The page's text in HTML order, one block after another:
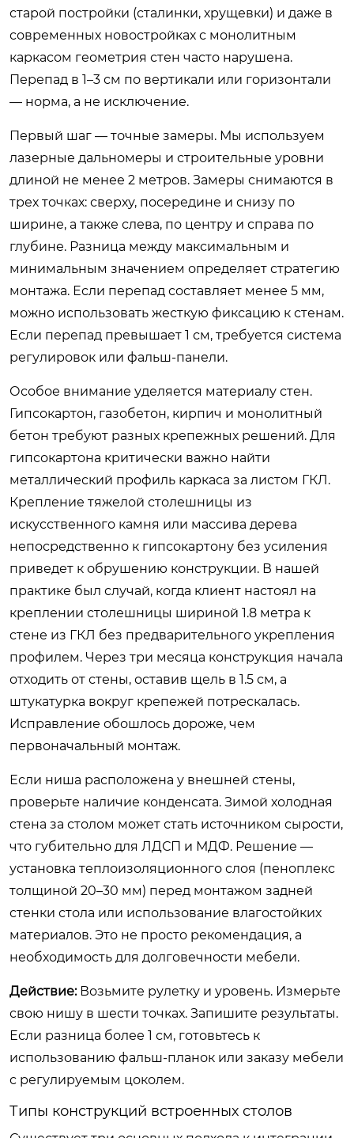
старой постройки (сталинки, хрущевки) и даже в
современных новостройках с монолитным
каркасом геометрия стен часто нарушена.
Перепад в 1–3 см по вертикали или горизонтали
— норма, а не исключение.
Первый шаг — точные замеры. Мы используем
лазерные дальномеры и строительные уровни
длиной не менее 2 метров. Замеры снимаются в
трех точках: сверху, посередине и снизу по
ширине, а также слева, по центру и справа по
глубине. Разница между максимальным и
минимальным значением определяет стратегию
монтажа. Если перепад составляет менее 5 мм,
можно использовать жесткую фиксацию к стенам.
Если перепад превышает 1 см, требуется система
регулировок или фальш-панели.
Особое внимание уделяется материалу стен.
Гипсокартон, газобетон, кирпич и монолитный
бетон требуют разных крепежных решений. Для
гипсокартона критически важно найти
металлический профиль каркаса за листом ГКЛ.
Крепление тяжелой столешницы из
искусственного камня или массива дерева
непосредственно к гипсокартону без усиления
приведет к обрушению конструкции. В нашей
практике был случай, когда клиент настоял на
креплении столешницы шириной 1.8 метра к
стене из ГКЛ без предварительного укрепления
профилем. Через три месяца конструкция начала
отходить от стены, оставив щель в 1.5 см, а
штукатурка вокруг крепежей потрескалась.
Исправление обошлось дороже, чем
первоначальный монтаж.
Если ниша расположена у внешней стены,
проверьте наличие конденсата. Зимой холодная
стена за столом может стать источником сырости,
что губительно для ЛДСП и МДФ. Решение —
установка теплоизоляционного слоя (пеноплекс
толщиной 20–30 мм) перед монтажом задней
стенки стола или использование влагостойких
материалов. Это не просто рекомендация, а
необходимость для долговечности мебели.
Действие:Возьмите рулетку и уровень. Измерьте
свою нишу в шести точках. Запишите результаты.
Если разница более 1 см, готовьтесь к
использованию фальш-планок или заказу мебели
с регулируемым цоколем.
Типы конструкций встроенных столов